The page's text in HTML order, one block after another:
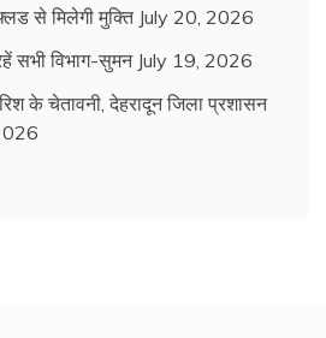
से मिलेगी मुक्ति July 20, 2026
सभी विभाग-सुमन July 19, 2026
के चेतावनी, देहरादून जिला प्रशासन